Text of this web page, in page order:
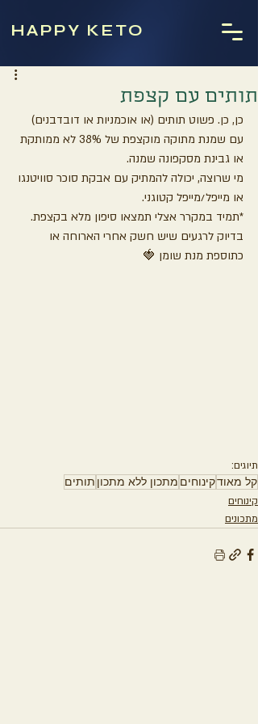
HAPPY KETO
תותים עם קצפת
כן, כן. פשוט תותים (או אוכמניות או דובדבנים)
עם שמנת מתוקה מוקצפת של 38% לא ממותקת
או גבינת מסקפונה שמנה.
מי שרוצה, יכולה להמתיק עם אבקת סוכר סוויטנגו
או מייפל/מייפל קטוגני.
*תמיד במקרר אצלי תמצאו סיפון מלא בקצפת.
בדיוק לרגעים שיש חשק אחרי הארוחה או
כתוספת מנת שומן 🍓
תיוגים:
קל מאודקינוחים מתכון ללא מתכון תותים
קינוחים
מתכונים